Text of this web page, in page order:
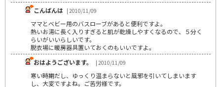
こんばんは | 2010/11/09
ママとベビー用のバスローブがあると便利ですよ。
熱いお湯に長く入りすぎると肌が乾燥しやすくなるので、５分く
らいがいいらしいです。
脱衣場に暖房器具置いておくのもいいですよ。
おはようございます。
| 2010/11/09
寒い時期だし、ゆっくり温まらないと風邪を引いてしまいます
し、大変ですよね。ご苦労様です。